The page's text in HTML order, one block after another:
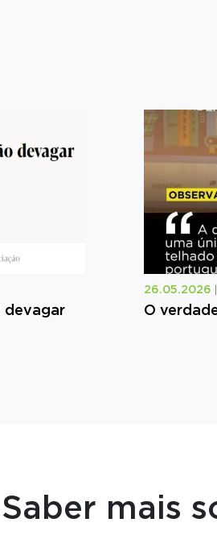
devagar
26.05.2026
O
Saber mais